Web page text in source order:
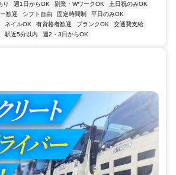
り 週1日からOK 副業・WワークOK
土日祝のみOK
歓迎 シフト自由 固定時間制
平日のみOK
ネイルOK 有資格者歓迎 ブランクOK
交通費支給
駅近5分以内 週2・3日からOK